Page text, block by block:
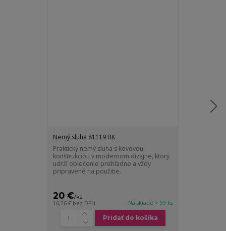
Nemý sluha 81119 BK
Praktický nemý sluha s kovovou
konštrukciou v modernom dizajne, ktorý
udrží oblečenie prehľadne a vždy
pripravené na použitie.
20 €/ks
16,26 € bez DPH Na sklade > 99 ks
Pridať do košíka